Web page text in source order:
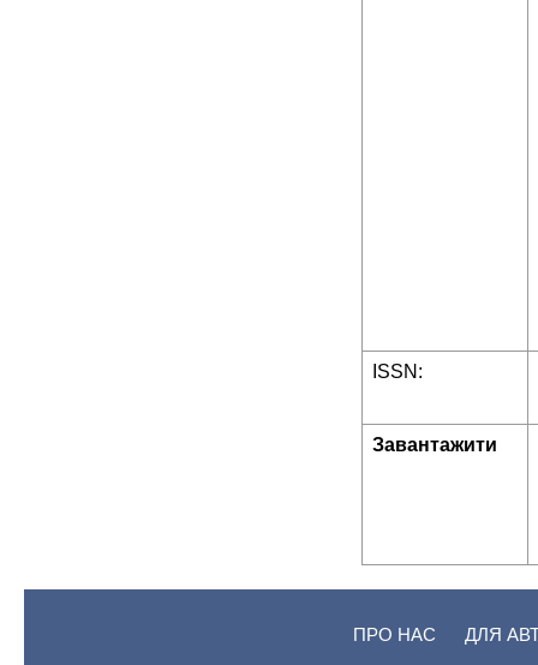
ISSN:
Завантажити
ПРО НАС ДЛЯ